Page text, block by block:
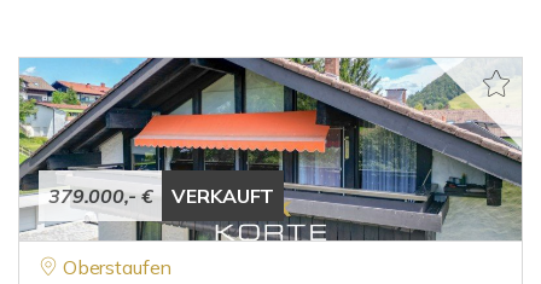
379.000,- € VERKAUFT
Oberstaufen